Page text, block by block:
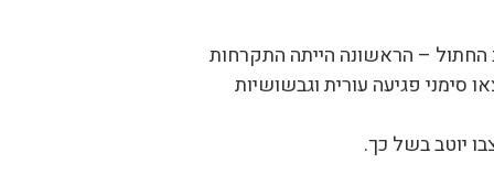
החתול – הראשונה הייתה התקרחות
סימני פגיעה עורית וגבשושיות
יוטב בשל כך.